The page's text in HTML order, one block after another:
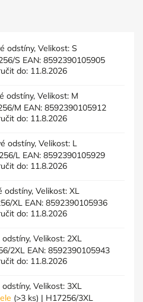
odstíny, Velikost: S
S EAN: 8592390105905
do: 11.8.2026
odstíny, Velikost: M
M EAN: 8592390105912
do: 11.8.2026
odstíny, Velikost: L
L EAN: 8592390105929
do: 11.8.2026
odstíny, Velikost: XL
XL EAN: 8592390105936
do: 11.8.2026
Velikost: 2XL
2XL EAN: 8592390105943
do: 11.8.2026
Velikost: 3XL
(>3 ks) | H17256/3XL